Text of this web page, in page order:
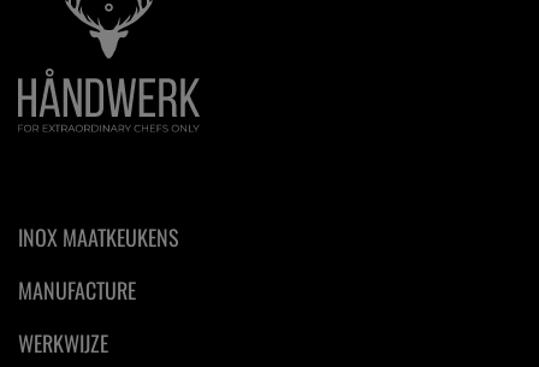
INOX MAATKEUKENS
MANUFACTURE
WERKWIJZE